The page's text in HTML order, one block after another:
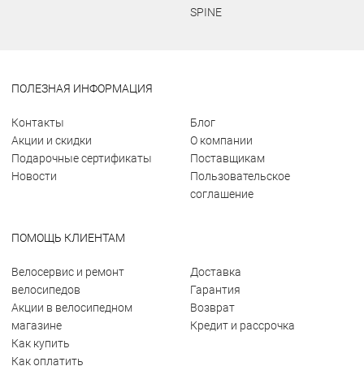
SPINE
ПОЛЕЗНАЯ ИНФОРМАЦИЯ
Контакты
Акции и скидки
Подарочные сертификаты
Новости
Блог
О компании
Поставщикам
Пользовательское
соглашение
ПОМОЩЬ КЛИЕНТАМ
Велосервис и ремонт
велосипедов
Акции в велосипедном
магазине
Как купить
Как оплатить
Доставка
Гарантия
Возврат
Кредит и рассрочка